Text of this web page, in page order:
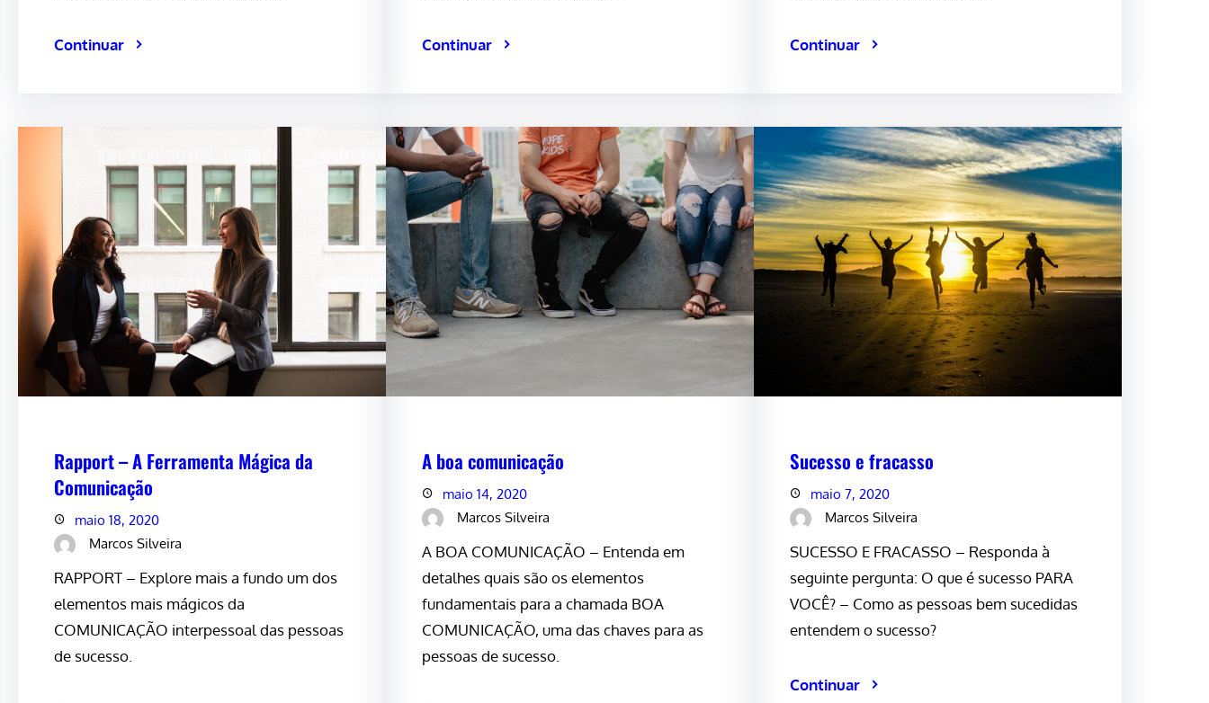
Continuar Continuar Continuar
Rapport – A Ferramenta Mágica da
Comunicação
maio 18, 2020
Marcos Silveira
RAPPORT – Explore mais a fundo um dos
elementos mais mágicos da
COMUNICAÇÃO interpessoal das pessoas
de sucesso.
A boa comunicação
maio 14, 2020
Marcos Silveira
A BOA COMUNICAÇÃO – Entenda em
detalhes quais são os elementos
fundamentais para a chamada BOA
COMUNICAÇÃO, uma das chaves para as
pessoas de sucesso.
Sucesso e fracasso
maio 7, 2020
Marcos Silveira
SUCESSO E FRACASSO – Responda à
seguinte pergunta: O que é sucesso PARA
VOCÊ? – Como as pessoas bem sucedidas
entendem o sucesso?
Continuar